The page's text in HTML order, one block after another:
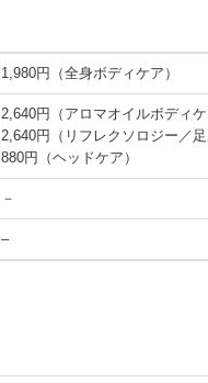
1,980円（全身ボディケア）
2,640円（アロマオイルボディケ
2,640円（リフレクソロジー／足
880円（ヘッドケア）
－
–